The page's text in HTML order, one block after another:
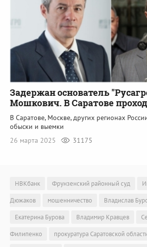
Задержан основатель
Мошкович. В Саратове
В Саратове, Москве, других регионах
обыски и выемки
26 марта 2025
31175
НВКбанк Фрунзенский районный суд
Дюжаков
мошенничество
Владислав
Екатерина Бурова
Владимир Кравцев
Филипенко
прокуратура Саратовской